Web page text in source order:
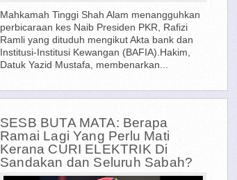
Mahkamah Tinggi Shah Alam menangguhkan
perbicaraan kes Naib Presiden PKR, Rafizi
Ramli yang dituduh mengikut Akta bank dan
Institusi-Institusi Kewangan (BAFIA).Hakim,
Datuk Yazid Mustafa, membenarkan...
SESB BUTA MATA: Berapa
Ramai Lagi Yang Perlu Mati
Kerana CURI ELEKTRIK Di
Sandakan dan Seluruh Sabah?